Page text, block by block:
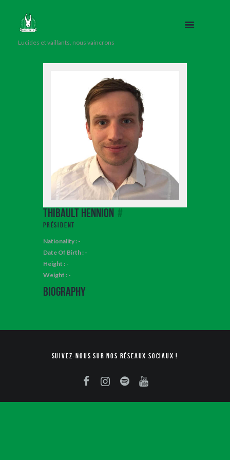
Lucides et vaillants, nous vaincrons
Thibault Hennion #
Président
Nationality : -
Date Of Birth : -
Height : -
Weight : -
Biography
Suivez-nous sur nos réseaux sociaux !